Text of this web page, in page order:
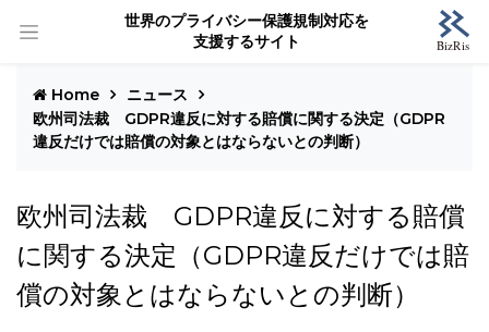
世界のプライバシー保護規制対応を
支援するサイト
Home
ニュース
欧州司法裁 GDPR違反に対する賠償に関する決定（GDPR
違反だけでは賠償の対象とはならないとの判断）
欧州司法裁 GDPR違反に対する賠償
に関する決定（GDPR違反だけでは賠
償の対象とはならないとの判断）